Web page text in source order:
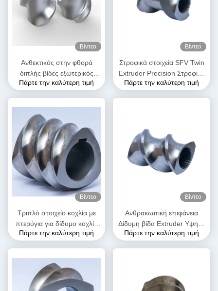
Βίντεο
Ανθεκτικός στην φθορά
διπλής βίδες εξωτερικός
εξοπλισμός SK στοιχεία
πλαστικών
Πάρτε την καλύτερη τιμή
Βίντεο
Στροφικά στοιχεία SFV Twin
Extruder Precision Στροφικά
στοιχεία για πλαστικό
Πάρτε την καλύτερη τιμή
Βίντεο
Τριπλό στοιχείο κοχλία με
πτερύγια για δίδυμο κοχλία
εξώθησης | Ανταλλακτικό
Πάρτε την καλύτερη τιμή
Βίντεο
Ανθρακωπική επιφάνεια
Δίδυμη βίδα Extruder Υψηλή
σκληρότητα Διπλή πτήση
Πάρτε την καλύτερη τιμή